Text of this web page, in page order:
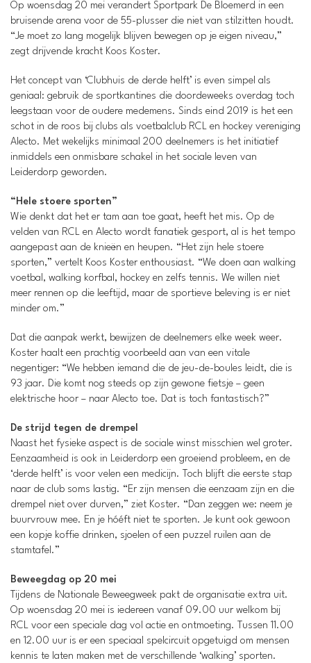
Op woensdag 20 mei verandert Sportpark De Bloemerd in een
bruisende arena voor de 55-plusser die niet van stilzitten houdt.
“Je moet zo lang mogelijk blijven bewegen op je eigen niveau,”
zegt drijvende kracht Koos Koster.
Het concept van ‘Clubhuis de derde helft’ is even simpel als
geniaal: gebruik de sportkantines die doordeweeks overdag toch
leegstaan voor de oudere medemens. Sinds eind 2019 is het een
schot in de roos bij clubs als voetbalclub RCL en hockey vereniging
Alecto. Met wekelijks minimaal 200 deelnemers is het initiatief
inmiddels een onmisbare schakel in het sociale leven van
Leiderdorp geworden.
“Hele stoere sporten”
Wie denkt dat het er tam aan toe gaat, heeft het mis. Op de
velden van RCL en Alecto wordt fanatiek gesport, al is het tempo
aangepast aan de knieën en heupen. “Het zijn hele stoere
sporten,” vertelt Koos Koster enthousiast. “We doen aan walking
voetbal, walking korfbal, hockey en zelfs tennis. We willen niet
meer rennen op die leeftijd, maar de sportieve beleving is er niet
minder om.”
Dat die aanpak werkt, bewijzen de deelnemers elke week weer.
Koster haalt een prachtig voorbeeld aan van een vitale
negentiger: “We hebben iemand die de jeu-de-boules leidt, die is
93 jaar. Die komt nog steeds op zijn gewone fietsje – geen
elektrische hoor – naar Alecto toe. Dat is toch fantastisch?”
De strijd tegen de drempel
Naast het fysieke aspect is de sociale winst misschien wel groter.
Eenzaamheid is ook in Leiderdorp een groeiend probleem, en de
‘derde helft’ is voor velen een medicijn. Toch blijft die eerste stap
naar de club soms lastig. “Er zijn mensen die eenzaam zijn en die
drempel niet over durven,” ziet Koster. “Dan zeggen we: neem je
buurvrouw mee. En je hóéft niet te sporten. Je kunt ook gewoon
een kopje koffie drinken, sjoelen of een puzzel ruilen aan de
stamtafel.”
Beweegdag op 20 mei
Tijdens de Nationale Beweegweek pakt de organisatie extra uit.
Op woensdag 20 mei is iedereen vanaf 09.00 uur welkom bij
RCL voor een speciale dag vol actie en ontmoeting. Tussen 11.00
en 12.00 uur is er een speciaal spelcircuit opgetuigd om mensen
kennis te laten maken met de verschillende ‘walking’ sporten.